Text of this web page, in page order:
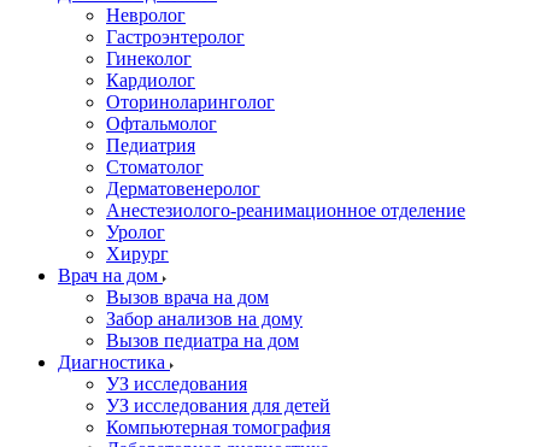
Невролог
Гастроэнтеролог
Гинеколог
Кардиолог
Оториноларинголог
Офтальмолог
Педиатрия
Стоматолог
Дерматовенеролог
Анестезиолого-реанимационное отделение
Уролог
Хирург
Врач на дом
Вызов врача на дом
Забор анализов на дому
Вызов педиатра на дом
Диагностика
УЗ исследования
УЗ исследования для детей
Компьютерная томография